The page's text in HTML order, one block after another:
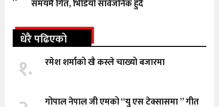
समयमै गित, भिडियो सार्वजनिक हुँदै
धेरै पढिएको
१. रमेश शर्माको खै कस्ले चाख्यो बजारमा
गोपाल नेपाल जी एमको “यु एस टेक्सासमा ” गीत